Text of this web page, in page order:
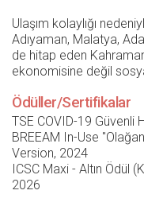
Ulaşım kolaylığı
Adıyaman, Malatya,
de hitap eden
ekonomisine değil
Ödüller/Sertifikalar
TSE COVID-19 Güvenli
BREEAM In-Use
Version, 2024
ICSC Maxi - Altın Ödül
2026